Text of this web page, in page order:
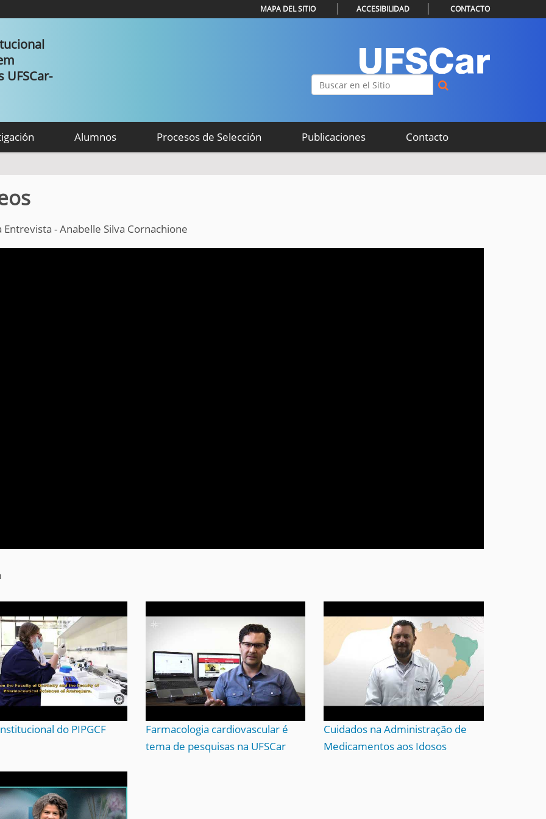
UFSCar-
Buscar
MAPA DEL SITIO ACCESIBILIDAD CONTACTO
Alumnos Procesos de Selección Publicaciones Contacto
Entrevista - Anabelle Silva Cornachione
do PIPGCF
Farmacologia cardiovascular é
tema de pesquisas na UFSCar
Cuidados na Administração de
Medicamentos aos Idosos